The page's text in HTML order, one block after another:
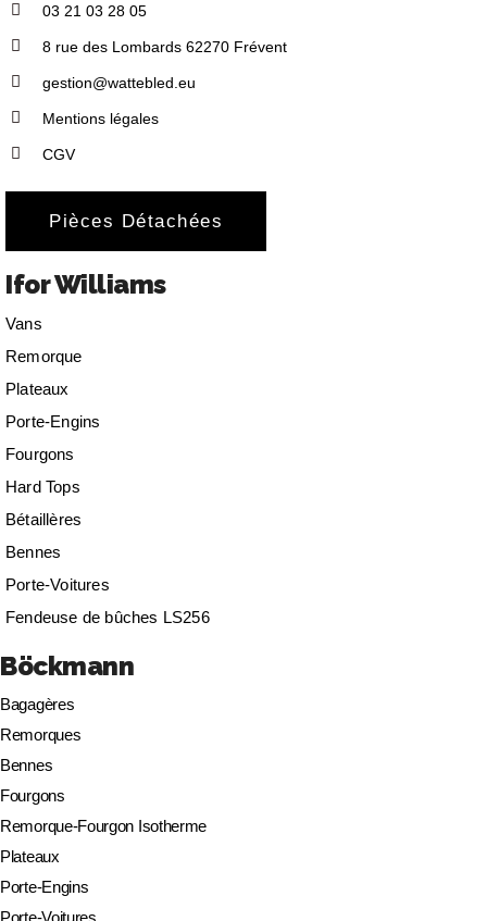
03 21 03 28 05
8 rue des Lombards 62270 Frévent
gestion@wattebled.eu
Mentions légales
CGV
Pièces Détachées
Ifor Williams
Vans
Remorque
Plateaux
Porte-Engins
Fourgons
Hard Tops
Bétaillères
Bennes
Porte-Voitures
Fendeuse de bûches LS256
Böckmann
Bagagères
Remorques
Bennes
Fourgons
Remorque-Fourgon Isotherme
Plateaux
Porte-Engins
Porte-Voitures